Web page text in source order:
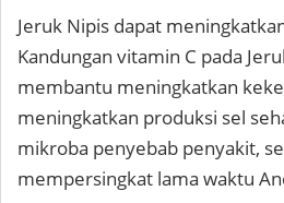
Jeruk Nipis dapat
Kandungan vitamin C pada
membantu meningkatkan
meningkatkan produksi sel
mikroba penyebab penyakit,
mempersingkat lama waktu